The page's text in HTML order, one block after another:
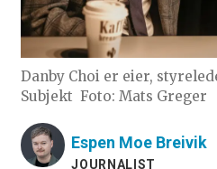
Danby Choi er eier,
Subjekt Foto: Mats Greger
Espen Moe Breivik
JOURNALIST